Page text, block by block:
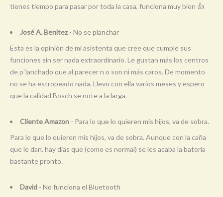
tienes tiempo para pasar por toda la casa, funciona muy bien 👍
José A. Benítez- No se planchar
Esta es la opinión de mi asistenta que cree que cumple sus
funciones sin ser nada extraordinario. Le gustan más los centros
de p`lanchado que al parecer n o son ni más caros. De momento
no se ha estropeado nada. Llevo con ella varios meses y espero
que la calidad Bosch se note a la larga.
Cliente Amazon - Para lo que lo quieren mis hijos, va de sobra.
Para lo que lo quieren mis hijos, va de sobra. Aunque con la caña
que le dan, hay dias que (como es normal) se les acaba la batería
bastante pronto.
David - No funciona el Bluetooth